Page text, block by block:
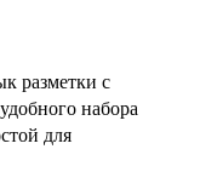
разметки с
набора
для